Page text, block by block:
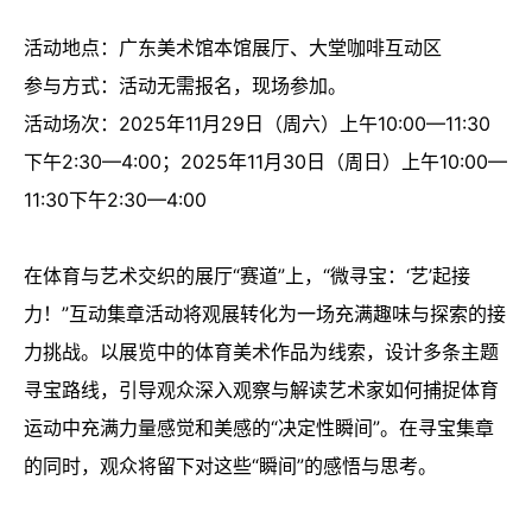
活动地点：广东美术馆本馆展厅、大堂咖啡互动区
参与方式：活动无需报名，现场参加。
活动场次：2025年11月29日（周六）上午10:00—11:30
下午2:30—4:00；2025年11月30日（周日）上午10:00—
11:30下午2:30—4:00
在体育与艺术交织的展厅“赛道”上，“微寻宝：‘艺’起接
力！”互动集章活动将观展转化为一场充满趣味与探索的接
力挑战。以展览中的体育美术作品为线索，设计多条主题
寻宝路线，引导观众深入观察与解读艺术家如何捕捉体育
运动中充满力量感觉和美感的“决定性瞬间”。在寻宝集章
的同时，观众将留下对这些“瞬间”的感悟与思考。